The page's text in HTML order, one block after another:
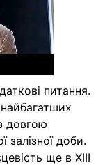
питання.
довгою
залізної доби.
ще в XIII